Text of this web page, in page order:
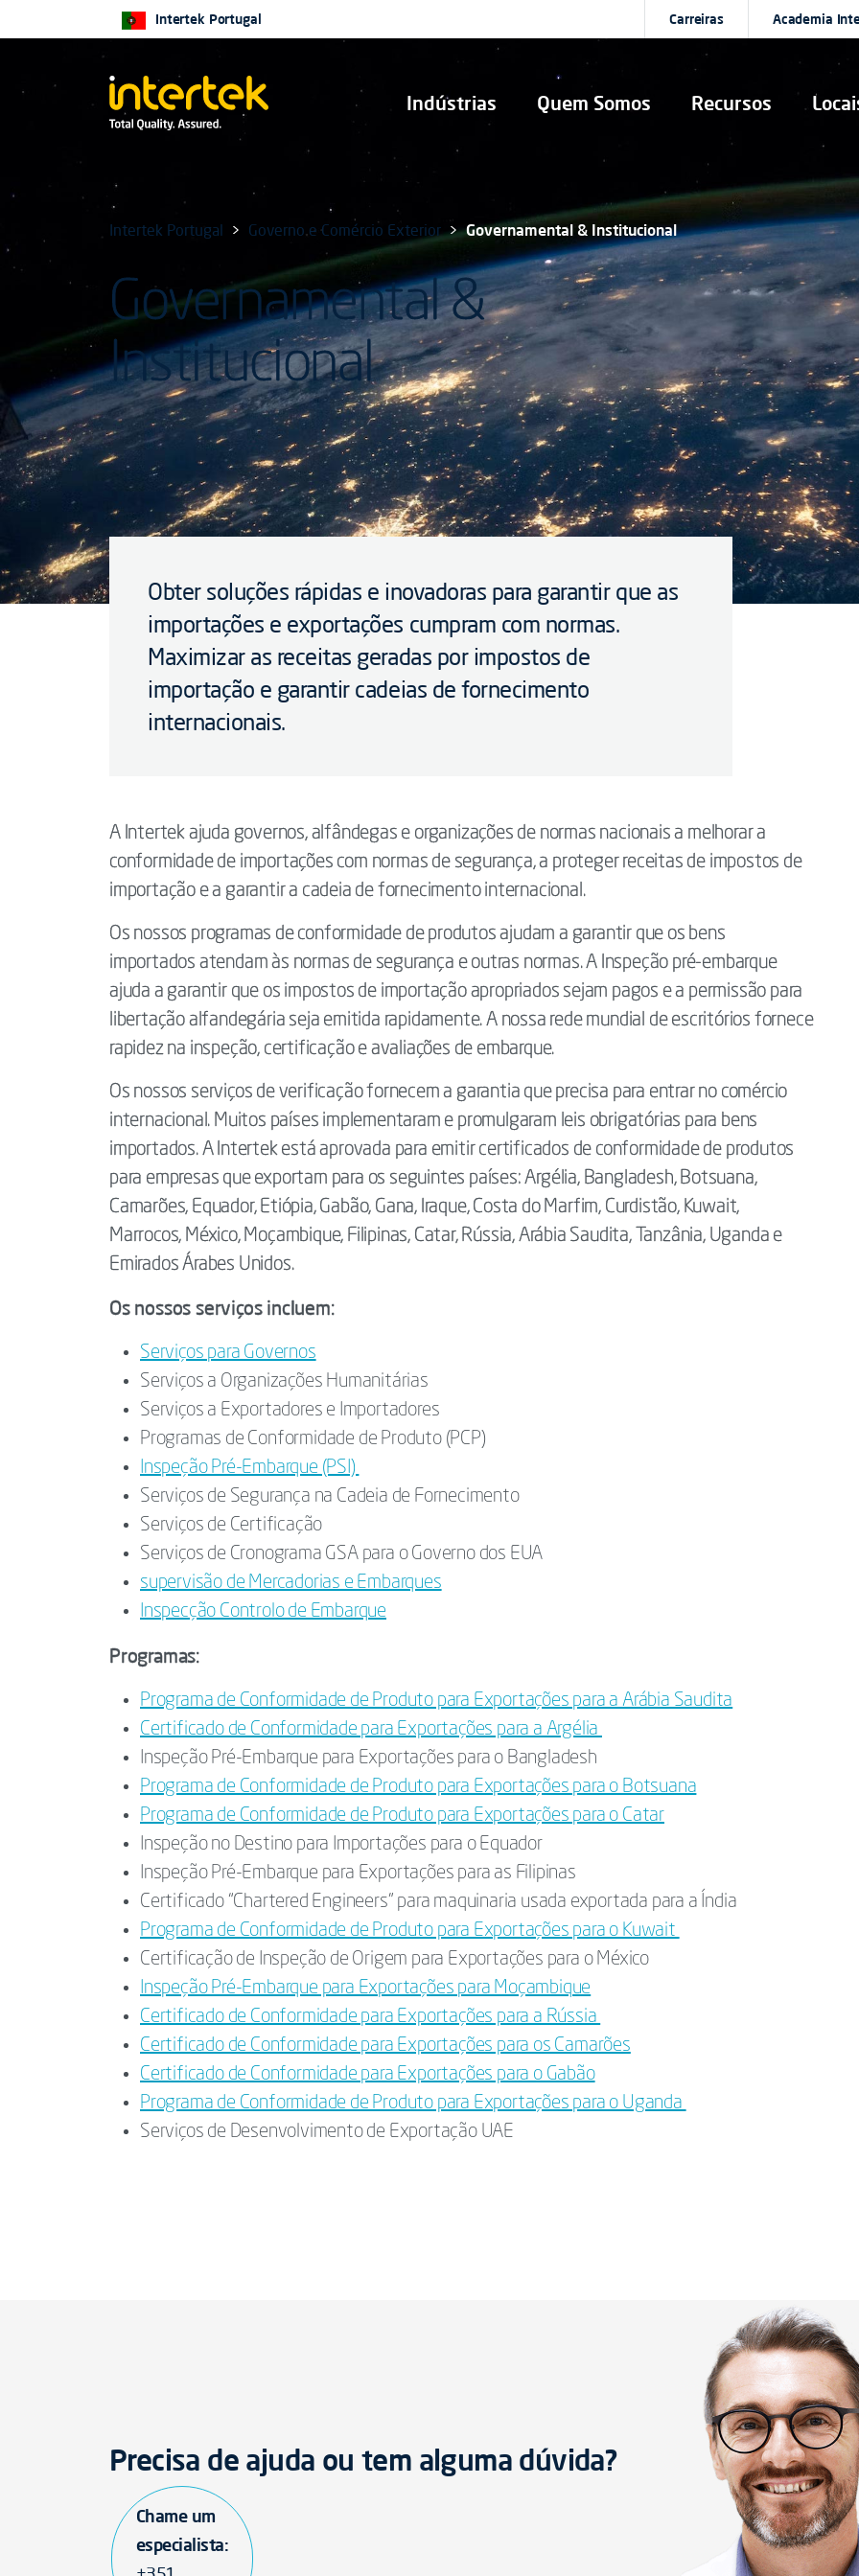
Indústrias Quem Somos Recursos
Intertek Portugal Carreiras Academia
Intertek Portugal Governo e Comércio Exterior Governamental & Institucional
Governamental &
Institucional
Obter soluções rápidas e inovadoras para garantir que as
importações e exportações cumpram com normas.
Maximizar as receitas geradas por impostos de
importação e garantir cadeias de fornecimento
internacionais.
A Intertek ajuda governos, alfândegas e organizações de normas nacionais a melhorar a
conformidade de importações com normas de segurança, a proteger receitas de impostos de
importação e a garantir a cadeia de fornecimento internacional.
Os nossos programas de conformidade de produtos ajudam a garantir que os bens
importados atendam às normas de segurança e outras normas. A Inspeção pré-embarque
ajuda a garantir que os impostos de importação apropriados sejam pagos e a permissão para
libertação alfandegária seja emitida rapidamente. A nossa rede mundial de escritórios fornece
rapidez na inspeção, certificação e avaliações de embarque.
Os nossos serviços de verificação fornecem a garantia que precisa para entrar no comércio
internacional. Muitos países implementaram e promulgaram leis obrigatórias para bens
importados. A Intertek está aprovada para emitir certificados de conformidade de produtos
para empresas que exportam para os seguintes países: Argélia, Bangladesh, Botsuana,
Camarões, Equador, Etiópia, Gabão, Gana, Iraque, Costa do Marfim, Curdistão, Kuwait,
Marrocos, México, Moçambique, Filipinas, Catar, Rússia, Arábia Saudita, Tanzânia, Uganda e
Emirados Árabes Unidos.
Os nossos serviços incluem:
Serviços para Governos
Serviços a Organizações Humanitárias
Serviços a Exportadores e Importadores
Programas de Conformidade de Produto (PCP)
Inspeção Pré-Embarque (PSI)
Serviços de Segurança na Cadeia de Fornecimento
Serviços de Certificação
Serviços de Cronograma GSA para o Governo dos EUA
supervisão de Mercadorias e Embarques
Inspecção Controlo de Embarque
Programas:
Programa de Conformidade de Produto para Exportações para a Arábia Saudita
Certificado de Conformidade para Exportações para a Argélia
Inspeção Pré-Embarque para Exportações para o Bangladesh
Programa de Conformidade de Produto para Exportações para o Botsuana
Programa de Conformidade de Produto para Exportações para o Catar
Inspeção no Destino para Importações para o Equador
Inspeção Pré-Embarque para Exportações para as Filipinas
Certificado “Chartered Engineers” para maquinaria usada exportada para a Índia
Programa de Conformidade de Produto para Exportações para o Kuwait
Certificação de Inspeção de Origem para Exportações para o México
Inspeção Pré-Embarque para Exportações para Moçambique
Certificado de Conformidade para Exportações para a Rússia
Certificado de Conformidade para Exportações para os Camarões
Certificado de Conformidade para Exportações para o Gabão
Programa de Conformidade de Produto para Exportações para o Uganda
Serviços de Desenvolvimento de Exportação UAE
Precisa de ajuda ou tem alguma dúvida?
Chame um
especialista: